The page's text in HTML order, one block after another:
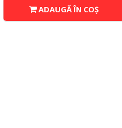
ADAUGĂ ÎN COŞ